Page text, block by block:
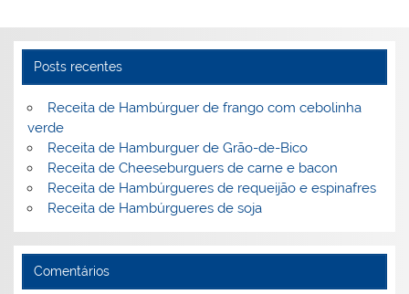
o
k
l
Posts recentes
Receita de Hambúrguer de frango com cebolinha
verde
Receita de Hamburguer de Grão-de-Bico
Receita de Cheeseburguers de carne e bacon
Receita de Hambúrgueres de requeijão e espinafres
Receita de Hambúrgueres de soja
Comentários